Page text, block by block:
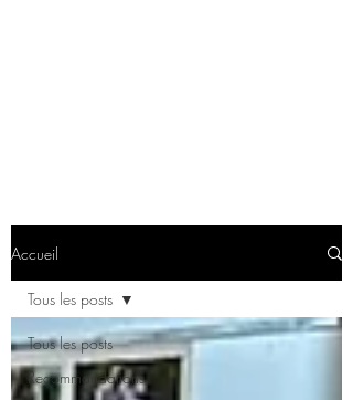
Accueil
Tous les posts
Recommandations
Tous les posts